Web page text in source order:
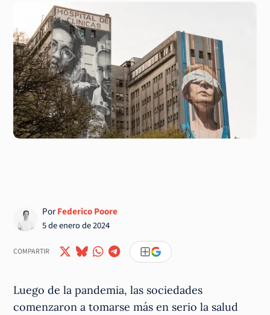
PorFederico Poore
5 de enero de 2024
COMPARTIR
Luego de la pandemia, las sociedades
comenzaron a tomarse más en serio la salud